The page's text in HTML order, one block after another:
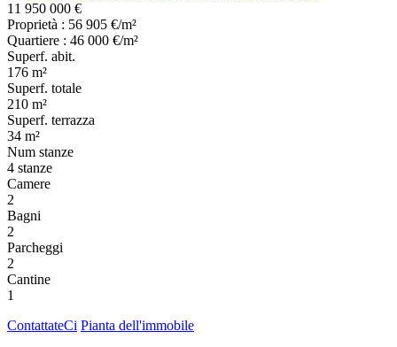
11 950 000 €
Proprietà : 56 905 €/m²
Quartiere : 46 000 €/m²
Superf. abit.
176 m²
Superf. totale
210 m²
Superf. terrazza
34 m²
Num stanze
4 stanze
Camere
2
Bagni
2
Parcheggi
2
Cantine
1
ContattateCi Pianta dell'immobile